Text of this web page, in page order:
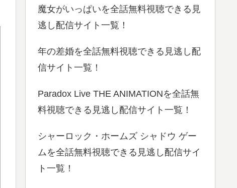
魔女がいっぱいを全話無料視聴できる見
逃し配信サイト一覧！
年の差婚を全話無料視聴できる見逃し配
信サイト一覧！
Paradox Live THE ANIMATIONを全話無
料視聴できる見逃し配信サイト一覧！
シャーロック・ホームズ シャドウ ゲー
ムを全話無料視聴できる見逃し配信サイ
ト一覧！